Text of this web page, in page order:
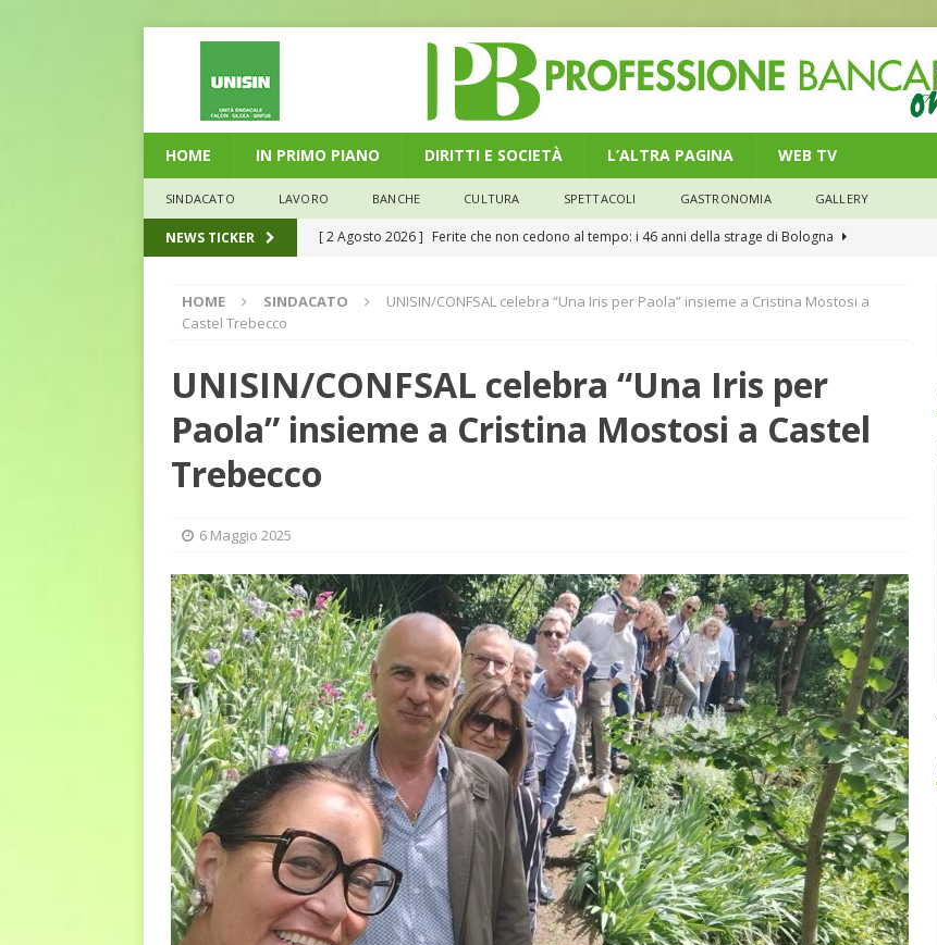
HOME IN PRIMO PIANO DIRITTI E SOCIETÀ L’ALTRA PAGINA WEB TV
SINDACATO LAVORO BANCHE CULTURA SPETTACOLI GASTRONOMIA GALLERY
NEWS TICKER [ 2 Agosto 2026 ] Ferite che non cedono al tempo: i 46 anni della strage di Bologna
la media nazionale
ECONOMIA
debiti sono più leggeri
ECONOMIA
[ 26 Luglio 2026 ]
Il Punto su num.16/2026 – Legge di Bilancio 2026 – Il nuovo limite di 5000
HOME SINDACATO
UNISIN/CONFSAL celebra “Una Iris per Paola” insieme a Cristina Mostosi a
Castel Trebecco
UNISIN/CONFSAL celebra “Una Iris per
Paola” insieme a Cristina Mostosi a Castel
Trebecco
6 Maggio 2025